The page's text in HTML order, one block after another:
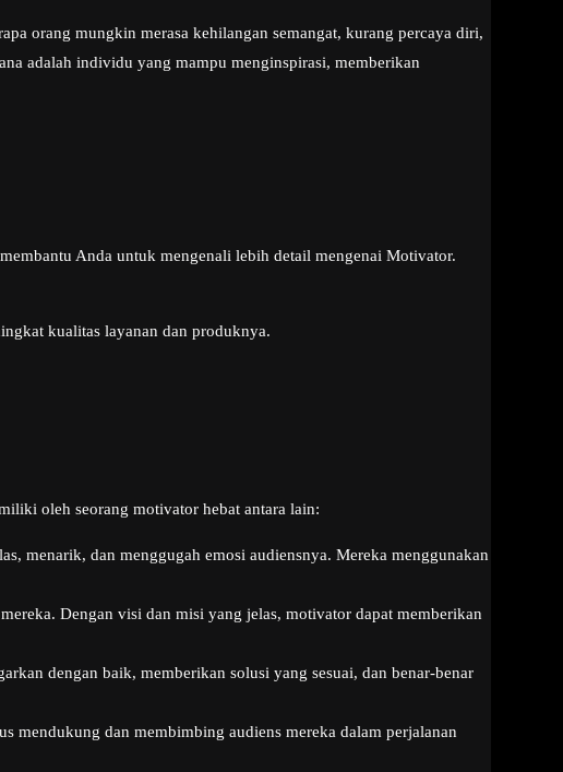
orang mungkin merasa kehilangan semangat, kurang percaya diri,
adalah individu yang mampu menginspirasi, memberikan
Anda untuk mengenali lebih detail mengenai Motivator.
kualitas layanan dan produknya.
oleh seorang motivator hebat antara lain:
menarik, dan menggugah emosi audiensnya. Mereka menggunakan
Dengan visi dan misi yang jelas, motivator dapat memberikan
dengan baik, memberikan solusi yang sesuai, dan benar-benar
mendukung dan membimbing audiens mereka dalam perjalanan